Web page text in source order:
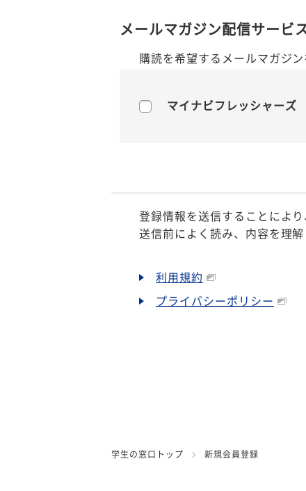
メールマガジン配信サービ
購読を希望するメールマガジン
マイナビフレッシャーズ
登録情報を送信することによ
送信前によく読み、内容を理
利用規約
プライバシーポリシー
学生の窓口トップ 新規会員登録